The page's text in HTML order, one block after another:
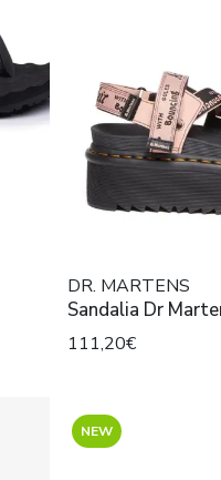
DR. MARTENS
Sandalia Dr
111,20€
NEW